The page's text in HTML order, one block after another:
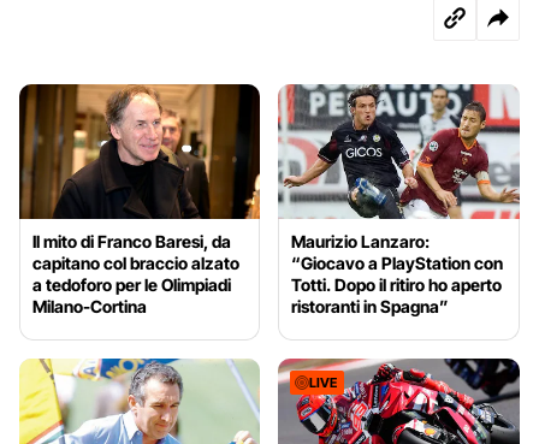
Il mito di Franco Baresi, da
capitano col braccio alzato
a tedoforo per le Olimpiadi
Milano-Cortina
Maurizio Lanzaro:
“Giocavo a PlayStation con
Totti. Dopo il ritiro ho aperto
ristoranti in Spagna”
LIVE